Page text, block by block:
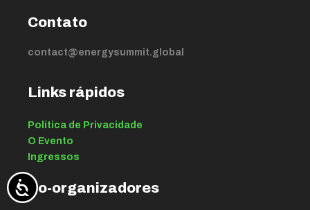
Contato
contact@energysummit.global
Links rápidos
Política de Privacidade
O Evento
Ingressos
Co-organizadores